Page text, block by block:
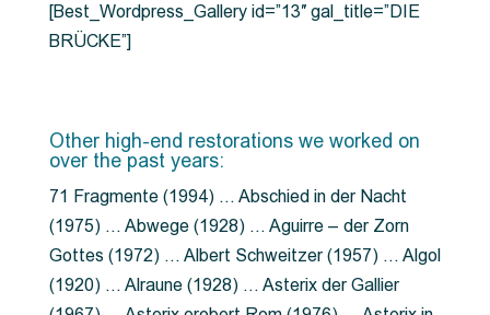
[Best_Wordpress_Gallery id=”13″ gal_title=”DIE
BRÜCKE”]
Other high-end restorations we worked on
over the past years:
71 Fragmente (1994) … Abschied in der Nacht
(1975) … Abwege (1928) … Aguirre – der Zorn
Gottes (1972) … Albert Schweitzer (1957) … Algol
(1920) … Alraune (1928) … Asterix der Gallier